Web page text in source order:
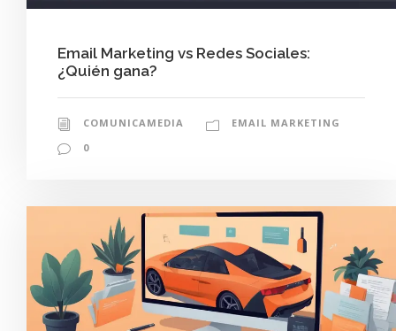
Email Marketing vs Redes Sociales:
¿Quién gana?
COMUNICAMEDIA
EMAIL MARKETING
0